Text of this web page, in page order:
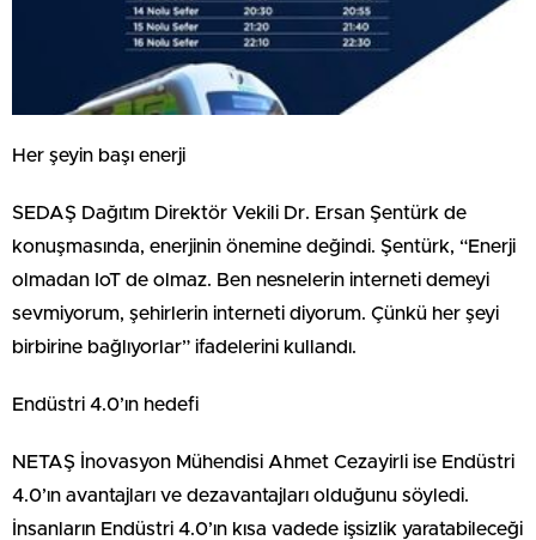
Her şeyin başı enerji
SEDAŞ Dağıtım Direktör Vekili Dr. Ersan Şentürk de
konuşmasında, enerjinin önemine değindi. Şentürk, “Enerji
olmadan IoT de olmaz. Ben nesnelerin interneti demeyi
sevmiyorum, şehirlerin interneti diyorum. Çünkü her şeyi
birbirine bağlıyorlar” ifadelerini kullandı.
Endüstri 4.0’ın hedefi
NETAŞ İnovasyon Mühendisi Ahmet Cezayirli ise Endüstri
4.0’ın avantajları ve dezavantajları olduğunu söyledi.
İnsanların Endüstri 4.0’ın kısa vadede işsizlik yaratabileceği